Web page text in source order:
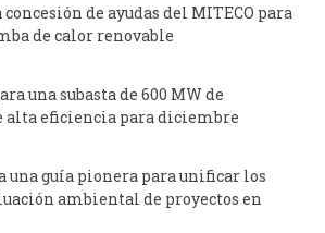
de ayudas del MITECO para
de calor renovable
una subasta de 600 MW de
alta eficiencia para diciembre
una guía pionera para unificar los
ambiental de proyectos en